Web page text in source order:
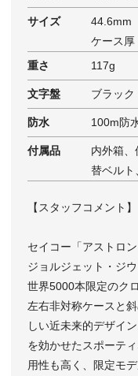
サイズ
44.6mm
ケース厚
重さ
117g
文字盤 ブラック
防水 100m防
付属品
内外箱、
替ベルト
【スタッフコメント】
セイコー「アストロ
ジョルジェット・ジ
世界5000本限定のク
左右非対称ケースと
しい近未来的デザイ
を効かせたスポーテ
用性も高く、限定モ